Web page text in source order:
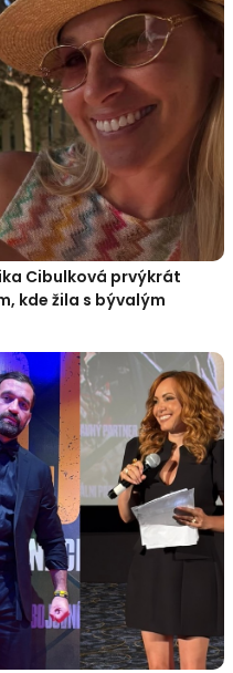
Cibulková prvýkrát
kde žila s bývalým